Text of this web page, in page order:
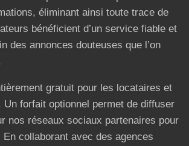
éliminant ainsi toute trace de
bénéficient d’un service fiable et
des annonces douteuses que l’on
gratuit pour les locataires et
Un forfait optionnel permet de diffuser
nos réseaux sociaux partenaires pour
collaborant avec des agences